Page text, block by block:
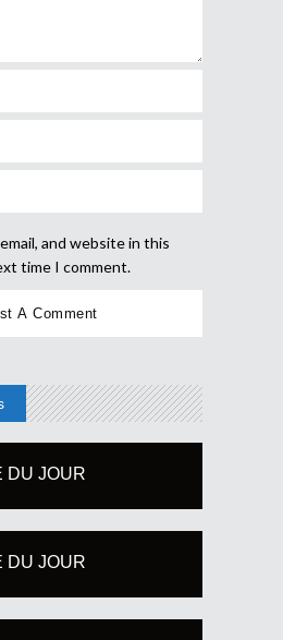
and website in this
time I comment.
DU JOUR
DU JOUR